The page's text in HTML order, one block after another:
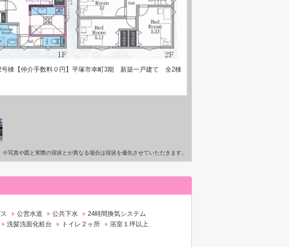
2号棟【仲介手数料０円】平塚市幸町3期 新築一戸建て 全2棟
※写真や図と実際の現状とが異なる場合は現状を優先させていただきます。
公営水道 公共下水
24時間換気システム
洗髪洗面化粧台 トイレ２ヶ所
浴室１坪以上